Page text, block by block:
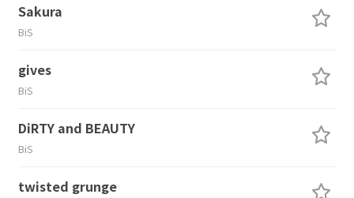
Sakura
BiS
gives
BiS
DiRTY and BEAUTY
BiS
twisted grunge